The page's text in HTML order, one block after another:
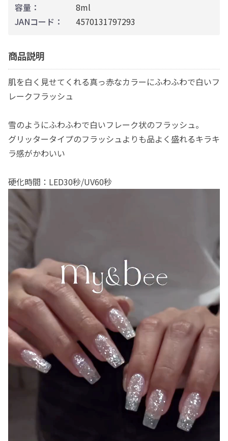
容量：
8ml
JANコード：
4570131797293
商品説明
肌を白く見せてくれる真っ赤なカラーにふわふわで白いフ
レークフラッシュ
雪のようにふわふわで白いフレーク状のフラッシュ。
グリッタータイプのフラッシュよりも品よく盛れるキラキ
ラ感がかわいい
硬化時間：LED30秒/UV60秒